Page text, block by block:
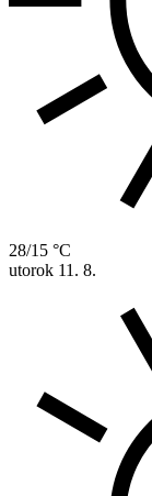
28/15 °C
utorok 11. 8.